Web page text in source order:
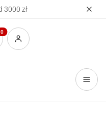
3000 zł
w koszyku: 0. Zobacz